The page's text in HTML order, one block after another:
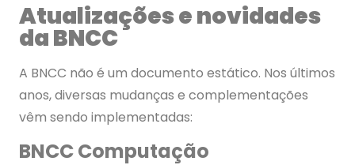
Atualizações e novidades
da BNCC
A BNCC não é um documento estático. Nos últimos
anos, diversas mudanças e complementações
vêm sendo implementadas:
BNCC Computação